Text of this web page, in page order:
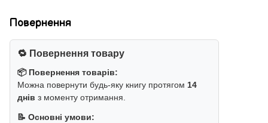
Повернення
🔁 Повернення товару
📦 Повернення товарів:
Можна повернути будь-яку книгу протягом 14
днів з моменту отримання.
📝 Основні умови: